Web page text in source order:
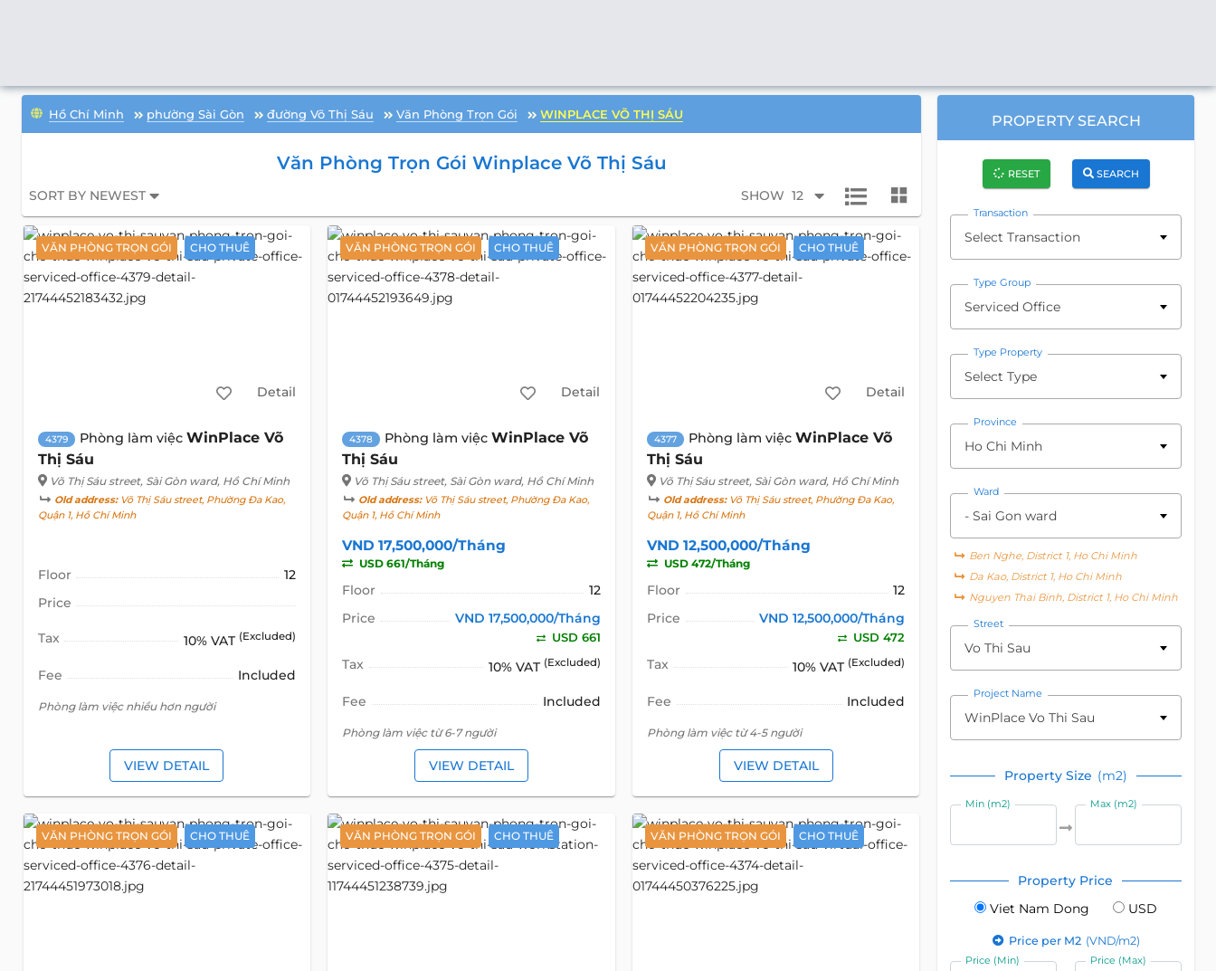
Hồ Chí Minh phường Sài Gòn đường Võ Thị Sáu Văn Phòng Trọn Gói WINPLACE VÕ THỊ SÁU
Văn Phòng Trọn Gói Winplace Võ Thị Sáu
SORT BY NEWEST SHOW 12
VĂN PHÒNG TRỌN GÓI CHO THUÊ
Detail
4379 Phòng làm việc WinPlace Võ
Thị Sáu
Võ Thị Sáu street, Sài Gòn ward, Hồ Chí Minh
Old address:Võ Thị Sáu street, Phường Đa Kao,
Quận 1, Hồ Chí Minh
Floor
12
Price
Tax 10% VAT (Excluded)
Fee Included
Phòng làm việc nhiều hơn người
VIEW DETAIL
VĂN PHÒNG TRỌN GÓI CHO THUÊ
Detail
4378 Phòng làm việcWinPlace Võ
Thị Sáu
Võ Thị Sáu street, Sài Gòn ward, Hồ Chí Minh
Old address:Võ Thị Sáu street, Phường Đa Kao,
Quận 1, Hồ Chí Minh
VND 17,500,000/Tháng
USD 661/Tháng
Floor
12
Price
VND 17,500,000/Tháng
USD 661
Tax 10% VAT (Excluded)
Fee Included
Phòng làm việc từ 6-7 người
VIEW DETAIL
VĂN PHÒNG TRỌN GÓI CHO THUÊ
Detail
4377 Phòng làm việc WinPlace Võ
Thị Sáu
Võ Thị Sáu street, Sài Gòn ward, Hồ Chí Minh
Old address:Võ Thị Sáu street, Phường Đa Kao,
Quận 1, Hồ Chí Minh
VND 12,500,000/Tháng
USD 472/Tháng
Floor
12
Price
VND 12,500,000/Tháng
USD 472
Tax 10% VAT (Excluded)
Fee Included
Phòng làm việc từ 4-5 người
VIEW DETAIL
VĂN PHÒNG TRỌN GÓI CHO THUÊ VĂN PHÒNG TRỌN GÓI CHO THUÊ VĂN PHÒNG TRỌN GÓI CHO THUÊ
PROPERTY SEARCH
RESET SEARCH
Transaction
Select Transaction
Type Group
Serviced Office
Type Property
Select Type
Province
Ho Chi Minh
Ward
- Sai Gon ward
Ben Nghe, District 1, Ho Chi Minh
Da Kao, District 1, Ho Chi Minh
Nguyen Thai Binh, District 1, Ho Chi Minh
Street
Vo Thi Sau
Project Name
WinPlace Vo Thi Sau
Property Size (m2)
Min (m2) Max (m2)
Property Price
Viet Nam Dong
USD
Price per M2 (VND/m2)
Price (Min) Price (Max)